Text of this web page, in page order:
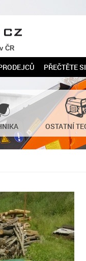
ČR
PŘEČTĚTE SI
OSTATNÍ